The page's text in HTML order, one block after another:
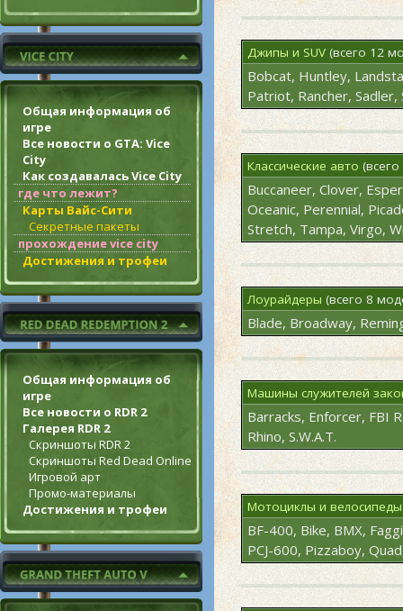
Общая информация об
игре
Все новости о GTA: Vice
City
Как создавалась Vice City
где что лежит?
Карты Вайс-Сити
Секретные пакеты
прохождение vice city
Достижения и трофеи
Общая информация об
игре
Все новости о RDR 2
Галерея RDR 2
Скриншоты RDR 2
Скриншоты Red Dead Online
Игровой арт
Промо-материалы
Достижения и трофеи
Джипы и SUV(всего 12
Bobcat, Huntley,
Patriot, Rancher, Sadler,
Классические авто
Buccaneer, Clover,
Oceanic, Perennial,
Stretch, Tampa, Virgo,
Лоурайдеры (всего 8
Blade, Broadway,
Машины служителей
Barracks, Enforcer, FBI
Rhino, S.W.A.T.
Мотоциклы и велосипеды
BF-400, Bike, BMX,
PCJ-600, Pizzaboy,